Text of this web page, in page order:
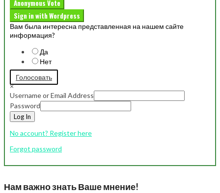
Anonymous Vote
Sign in with Wordpress
Вам была интересна представленная на нашем сайте
информация?
Да
Нет
Голосовать
×
Username or Email Address
Password
Log In
No account? Register here
Forgot password
Нам важно знать Ваше мнение!